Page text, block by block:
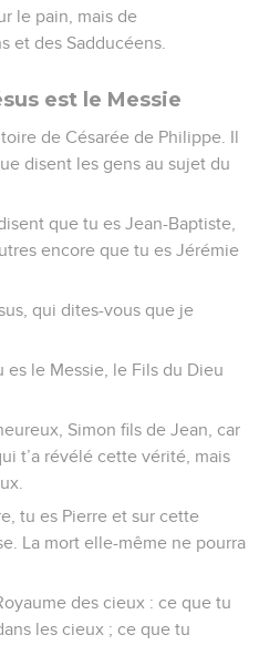
le pain, mais de
et des Sadducéens.
est le Messie
de Césarée de Philippe. Il
disent les gens au sujet du
que tu es Jean-Baptiste,
encore que tu es Jérémie
qui dites-vous que je
es le Messie, le Fils du Dieu
Simon fils de Jean, car
t’a révélé cette vérité, mais
tu es Pierre et sur cette
La mort elle-même ne pourra
des cieux : ce que tu
les cieux ; ce que tu